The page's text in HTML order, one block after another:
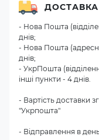
ДОСТАВКА
- Нова Пошта
днів;
- Нова Пошта
днів;
- УкрПошта
інші пункти - 4 днів.
- Вартість доставки
"Укрпошта"
- Відправлення в